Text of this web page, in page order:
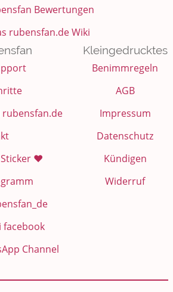
Bewertungen
rubensfan.de Wiki
❤️
facebook
Channel
Kleingedrucktes
Benimmregeln
AGB
Impressum
Datenschutz
Kündigen
Widerruf